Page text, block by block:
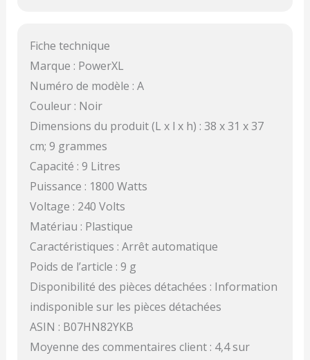
Fiche technique
Marque : PowerXL
Numéro de modèle : A
Couleur : Noir
Dimensions du produit (L x l x h) : 38 x 31 x 37
cm; 9 grammes
Capacité : 9 Litres
Puissance : 1800 Watts
Voltage : 240 Volts
Matériau : Plastique
Caractéristiques : Arrêt automatique
Poids de l’article : 9 g
Disponibilité des pièces détachées : Information
indisponible sur les pièces détachées
ASIN : B07HN82YKB
Moyenne des commentaires client : 4,4 sur